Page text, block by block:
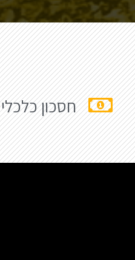
חסכון כלכלי